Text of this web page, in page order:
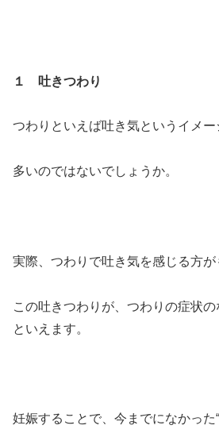
１ 吐きつわり
つわりといえば吐き気というイメー
多いのではないでしょうか。
実際、つわりで吐き気を感じる方が
この吐きつわりが、つわりの症状
といえます。
妊娠することで、今までになかった